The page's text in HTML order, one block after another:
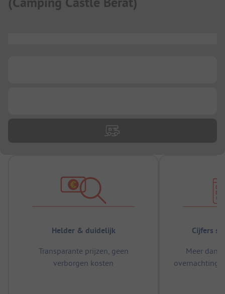
Helder & duidelijk
Transparante prijzen, geen
verborgen kosten
Cijfers
Meer dan